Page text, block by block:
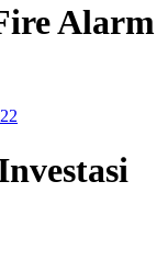
Alarm